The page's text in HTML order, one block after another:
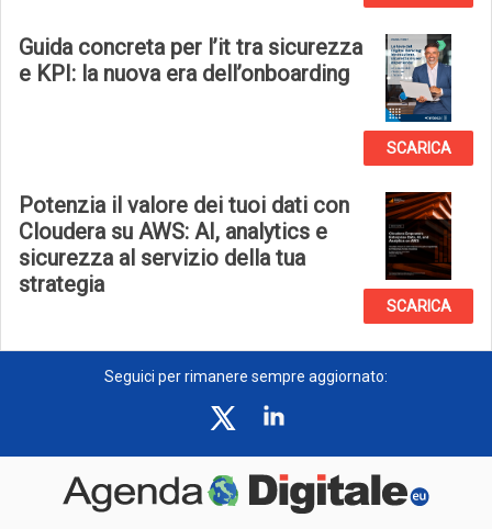
Guida concreta per l’it tra sicurezza
e KPI: la nuova era dell’onboarding
SCARICA
Potenzia il valore dei tuoi dati con
Cloudera su AWS: AI, analytics e
sicurezza al servizio della tua
strategia
SCARICA
Seguici per rimanere sempre aggiornato: